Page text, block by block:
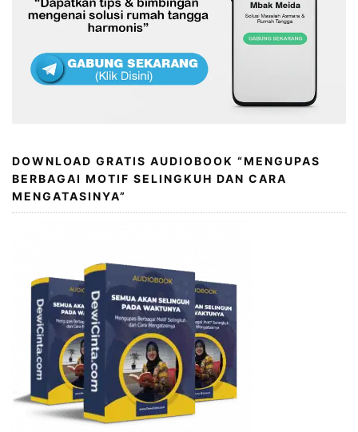
DOWNLOAD GRATIS AUDIOBOOK “MENGUPAS
BERBAGAI MOTIF SELINGKUH DAN CARA
MENGATASINYA”